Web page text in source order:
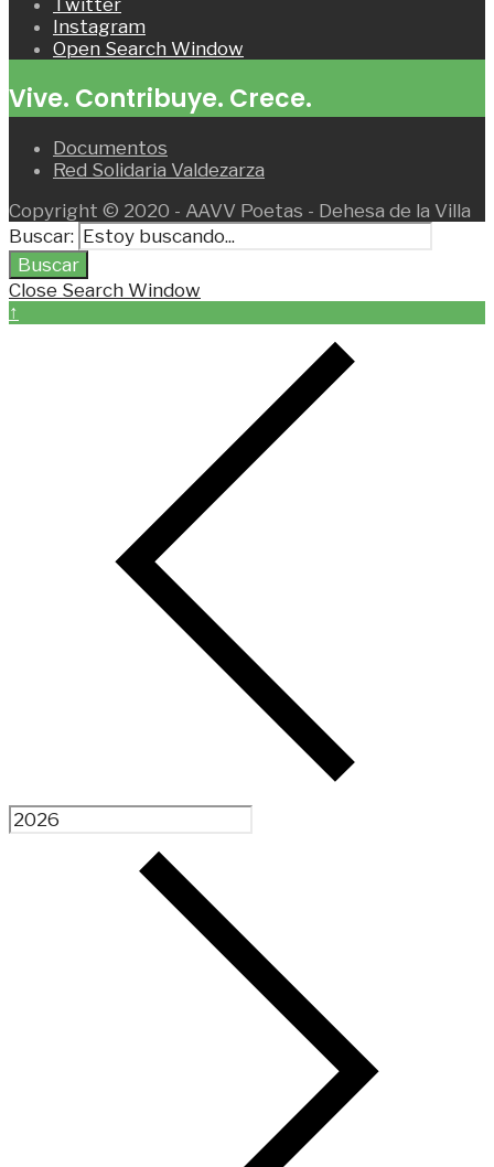
Twitter
Instagram
Open Search Window
Vive. Contribuye. Crece.
Documentos
Red Solidaria Valdezarza
Copyright © 2020 - AAVV Poetas - Dehesa de la Villa
Buscar:
Buscar
Close Search Window
↑